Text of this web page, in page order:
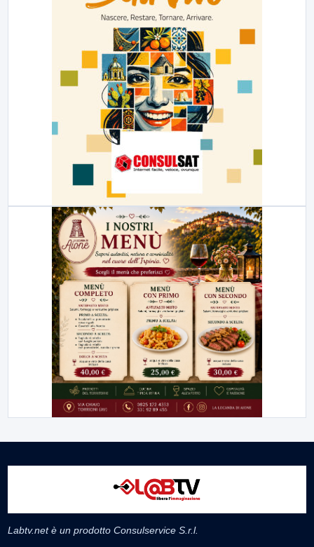
Labtv.net è un prodotto Consulservice S.r.l.